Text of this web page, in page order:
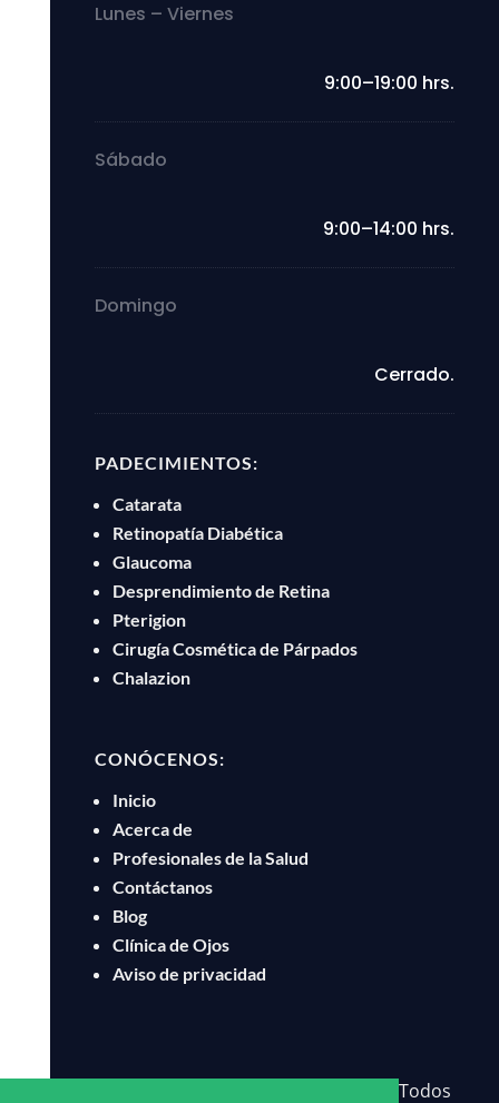
Lunes – Viernes
9:00–19:00 hrs.
Sábado
9:00–14:00 hrs.
Domingo
Cerrado.
PADECIMIENTOS:
Catarata
Retinopatía Diabética
Glaucoma
Desprendimiento de Retina
Pterigion
Cirugía Cosmética de Párpados
Chalazion
CONÓCENOS:
Inicio
Acerca de
Profesionales de la Salud
Contáctanos
Blog
Clínica de Ojos
Aviso de privacidad
. Todos